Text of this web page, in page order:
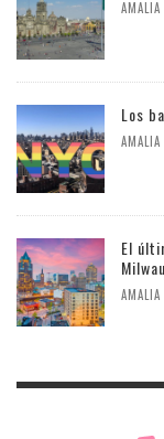
Los
El